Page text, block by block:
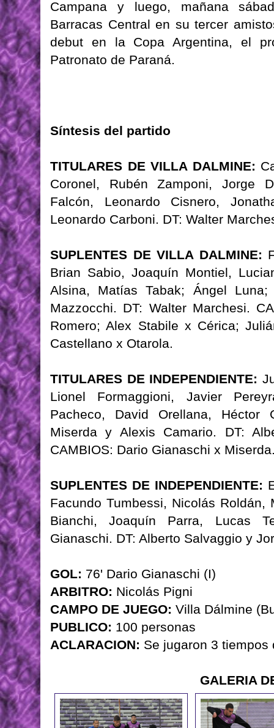
Campana y luego, mañana
Barracas Central en su tercer
debut en la Copa Argentina, el
Patronato de Paraná.
Síntesis del partido
TITULARES DE VILLA DALMINE:
Coronel, Rubén Zamponi, Jorge
Falcón, Leonardo Cisnero,
Leonardo Carboni. DT: Walter
SUPLENTES DE VILLA DALMINE:
Brian Sabio, Joaquín Montiel,
Alsina, Matías Tabak; Ángel
Mazzocchi. DT: Walter Marchesi.
Romero; Alex Stabile x Cérica;
Castellano x Otarola.
TITULARES DE INDEPENDIENTE:
Lionel Formaggioni, Javier
Pacheco, David Orellana, Héctor
Miserda y Alexis Camario. DT:
CAMBIOS: Dario Gianaschi x
SUPLENTES DE INDEPENDIENTE:
Facundo Tumbessi, Nicolás
Bianchi, Joaquín Parra, Lucas
Gianaschi. DT: Alberto Salvaggio y
GOL: 76' Dario Gianaschi (I)
ARBITRO: Nicolás Pigni
CAMPO DE JUEGO: Villa Dálmine
PUBLICO: 100 personas
ACLARACION: Se jugaron 3 tiempos
GALERIA